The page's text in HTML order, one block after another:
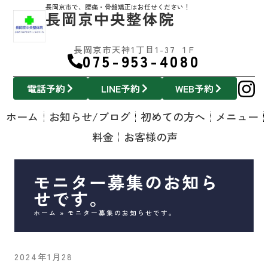
長岡京市で、腰痛・骨盤矯正はお任せください！
長岡京中央整体院
長岡京市天神1丁目1-37 １F
075-953-4080
電話予約 LINE予約 WEB予約
ホーム お知らせ/ブログ 初めての方へ
メニュー
料金
お客様の声
モニター募集のお知ら
せです。
ホーム » モニター募集のお知らせです。
2024年1月28